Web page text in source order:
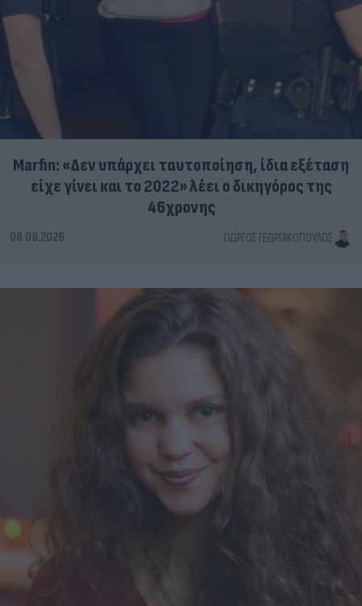
Marfin: «Δεν υπάρχει ταυτοποίηση, ίδια εξέταση
είχε γίνει και το 2022» λέει ο δικηγόρος της
46χρονης
08.08.2026 ΓΙΏΡΓΟΣ ΓΕΩΡΓΑΚΌΠΟΥΛΟΣ